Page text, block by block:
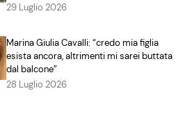
29 Luglio 2026
Marina Giulia Cavalli: “credo mia figlia
esista ancora, altrimenti mi sarei buttata
dal balcone”
28 Luglio 2026